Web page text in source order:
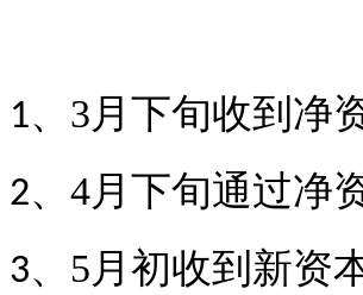
1、 3月下旬收到净
2、 4月下旬通过净
3、 5月初收到新资